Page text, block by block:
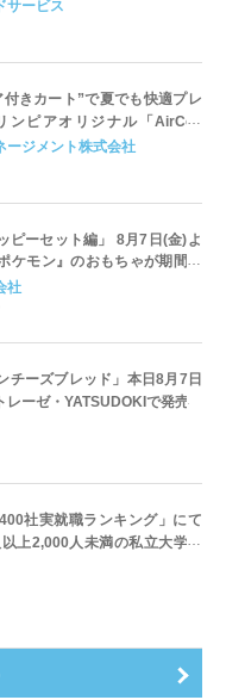
サービス
きカート”で夏でも快適プレ
ピアオリジナル「AirCon
）」導入 | ＰＧＭ
ージメント株式会社
ピーセット編」 8月7日(金)よ
ケモン』のおもちゃが期間限
社
チーズブレッド」本日8月7日
レーゼ・YATSUDOKIで発売
社実就職ランキング」にて
上2,000人未満の私立大学で
就職率は26.5%（前年比＋
立大学でも10位にランクイン